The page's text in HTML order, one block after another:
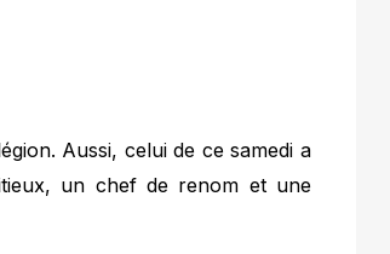
Aussi, celui de ce samedi a
un chef de renom et une